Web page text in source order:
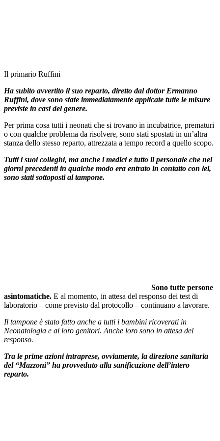
Il primario Ruffini
Ha subito avvertito il suo reparto, diretto dal dottor Ermanno
Ruffini, dove sono state immediatamente applicate tutte le misure
previste in casi del genere.
Per prima cosa tutti i neonati che si trovano in incubatrice, prematuri
o con qualche problema da risolvere, sono stati spostati in un’altra
stanza dello stesso reparto, attrezzata a tempo record a quello scopo.
Tutti i suoi colleghi, ma anche i medici e tutto il personale che nei
giorni precedenti in qualche modo era entrato in contatto con lei,
sono stati sottoposti al tampone.
Sono tutte persone
asintomatiche. E al momento, in attesa del responso dei test di
laboratorio – come previsto dal protocollo – continuano a lavorare.
Il tampone è stato fatto anche a tutti i bambini ricoverati in
Neonatologia e ai loro genitori. Anche loro sono in attesa del
responso.
Tra le prime azioni intraprese, ovviamente, la direzione sanitaria
del “Mazzoni” ha provveduto alla sanificazione dell’intero
reparto.